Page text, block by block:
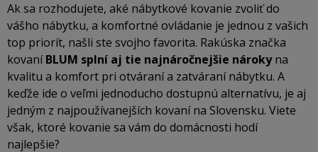
Ak sa rozhodujete, aké nábytkové kovanie zvoliť do
vášho nábytku, a komfortné ovládanie je jednou z vašich
top priorít, našli ste svojho favorita. Rakúska značka
kovaní BLUM splní aj tie najnáročnejšie nároky na
kvalitu a komfort pri otváraní a zatváraní nábytku. A
keďže ide o veľmi jednoducho dostupnú alternatívu, je aj
jedným z najpoužívanejších kovaní na Slovensku. Viete
však, ktoré kovanie sa vám do domácnosti hodí
najlepšie?